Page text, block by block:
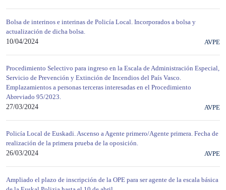
Bolsa de interinos e interinas de Policía Local. Incorporados a bolsa y
actualización de dicha bolsa.
10/04/2024
AVPE
Procedimiento Selectivo para ingreso en la Escala de Administración Especial,
Servicio de Prevención y Extinción de Incendios del País Vasco.
Emplazamientos a personas terceras interesadas en el Procedimiento
Abreviado 95/2023.
27/03/2024
AVPE
Policía Local de Euskadi. Ascenso a Agente primero/Agente primera. Fecha de
realización de la primera prueba de la oposición.
26/03/2024
AVPE
Ampliado el plazo de inscripción de la OPE para ser agente de la escala básica